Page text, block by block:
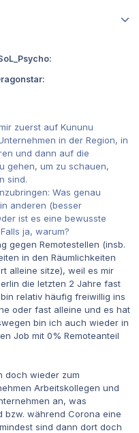
zuerst auf Kununu
in der Region, in
und dann auf die
gehen, um zu schauen,
sind.
Was genau
anderen (besser
ist es eine bewusste
ja, warum?
gegen Remotestellen (insb.
in den Räumlichkeiten
alleine sitze), weil es mir
die letzten 2 Jahre fast
relativ häufig freiwillig ins
oder fast alleine und es hat
bin ich auch wieder in
Job mit 0% Remoteanteil
doch wieder zum
Arbeitskollegen und
an, was
bzw. während Corona eine
sind dann dort doch